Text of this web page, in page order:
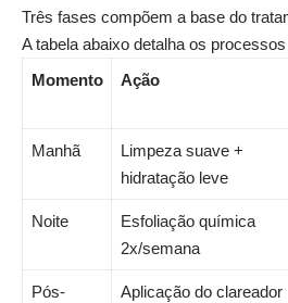
Três fases compõem a base do
A tabela abaixo detalha os
Momento
Ação
Manhã
Limpeza suave +
hidratação leve
Noite
Esfoliação química
2x/semana
Pós-
Aplicação do clareador